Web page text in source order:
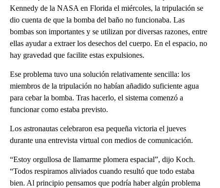
Kennedy de la NASA en Florida el miércoles, la tripulación se
dio cuenta de que la bomba del baño no funcionaba. Las
bombas son importantes y se utilizan por diversas razones, entre
ellas ayudar a extraer los desechos del cuerpo. En el espacio, no
hay gravedad que facilite estas expulsiones.
Ese problema tuvo una solución relativamente sencilla: los
miembros de la tripulación no habían añadido suficiente agua
para cebar la bomba. Tras hacerlo, el sistema comenzó a
funcionar como estaba previsto.
Los astronautas celebraron esa pequeña victoria el jueves
durante una entrevista virtual con medios de comunicación.
“Estoy orgullosa de llamarme plomera espacial”, dijo Koch.
“Todos respiramos aliviados cuando resultó que todo estaba
bien. Al principio pensamos que podría haber algún problema